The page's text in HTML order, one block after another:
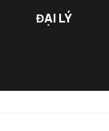
ĐẠI LÝ